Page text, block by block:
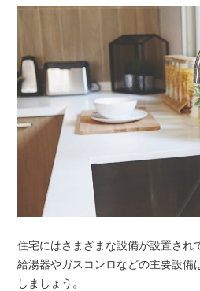
住宅にはさまざまな設備が設置され
給湯器やガスコンロなどの主要設備
しましょう。